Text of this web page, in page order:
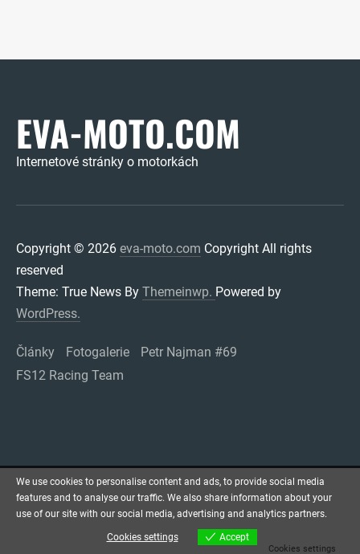
EVA-MOTO.COM
Internetové stránky o motorkách
Copyright © 2026 eva-moto.com Copyright All rights
reserved
Theme: True News By Themeinwp. Powered by
WordPress.
Články Fotogalerie
Petr Najman #69
FS12 Racing Team
We use cookies to personalise content and ads, to provide social media
features and to analyse our traffic. We also share information about your
use of our site with our social media, advertising and analytics partners.
Cookies settings Accept
Cookies settings